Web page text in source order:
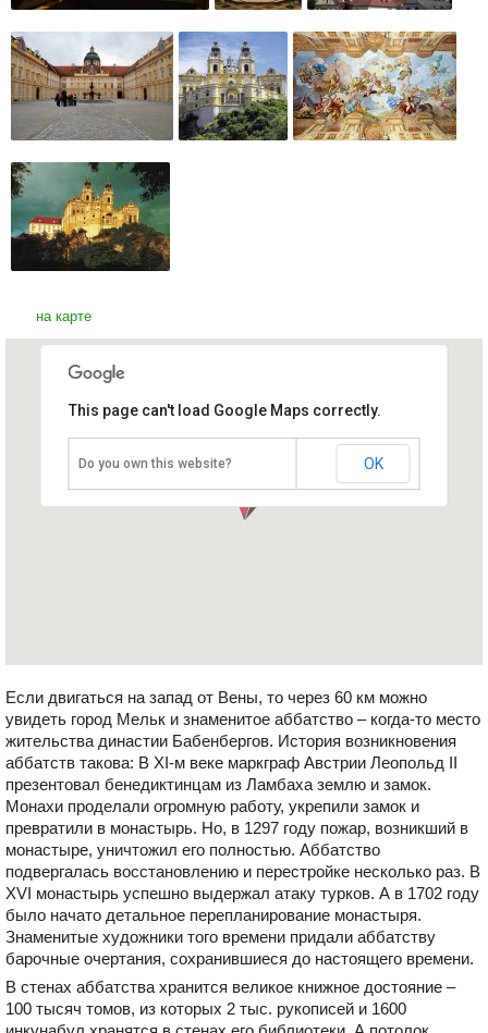
на карте
Аббатство в Мельке
This page can't load Google Maps correctly.
Do you own this website? OK
Если двигаться на запад от Вены, то через 60 км можно
увидеть город Мельк и знаменитое аббатство – когда-то место
жительства династии Бабенбергов. История возникновения
аббатств такова: В XI-м веке маркграф Австрии Леопольд II
презентовал бенедиктинцам из Ламбаха землю и замок.
Монахи проделали огромную работу, укрепили замок и
превратили в монастырь. Но, в 1297 году пожар, возникший в
монастыре, уничтожил его полностью. Аббатство
подвергалась восстановлению и перестройке несколько раз. В
XVI монастырь успешно выдержал атаку турков. А в 1702 году
было начато детальное перепланирование монастыря.
Знаменитые художники того времени придали аббатству
барочные очертания, сохранившиеся до настоящего времени.
В стенах аббатства хранится великое книжное достояние –
100 тысяч томов, из которых 2 тыс. рукописей и 1600